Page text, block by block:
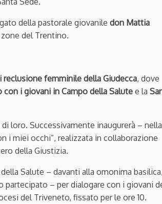
della pastorale giovanile don Mattia
del Trentino.
reclusione femminile della Giudecca, dove
con i giovani in Campo della Salute e la
loro. Successivamente inaugurerà – nella
i miei occhi”, realizzata in collaborazione
della Giustizia.
Salute – davanti alla omonima basilica,
partecipato – per dialogare con i giovani
del Triveneto, fissato per le ore 10.